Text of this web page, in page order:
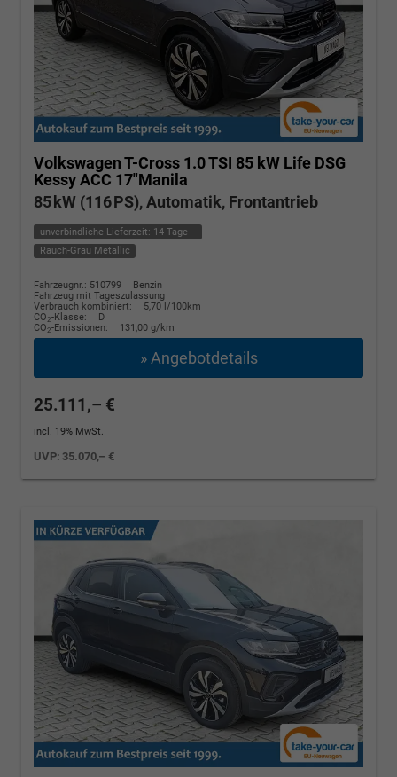
Volkswagen T-Cross 1.0 TSI 85 kW Life DSG
Kessy ACC 17"Manila
85 kW (116 PS), Automatik, Frontantrieb
unverbindliche Lieferzeit: 14 Tage
Rauch-Grau Metallic
Fahrzeugnr.: 510799
Benzin
Fahrzeug mit Tageszulassung
Verbrauch kombiniert:
5,70 l/100km
CO2-Klasse:
D
CO2-Emissionen: 131,00 g/km
» Angebotdetails
25.111,– €
incl. 19% MwSt.
UVP: 35.070,– €